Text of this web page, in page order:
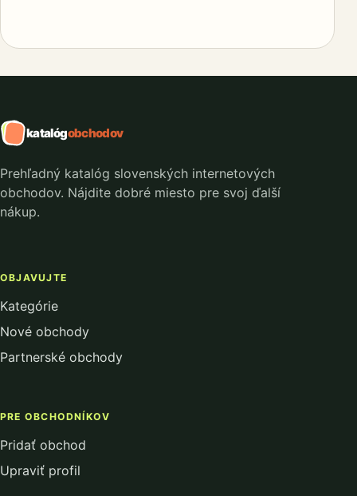
katalógobchodov
Prehľadný katalóg slovenských internetových
obchodov. Nájdite dobré miesto pre svoj ďalší
nákup.
OBJAVUJTE
Kategórie
Nové obchody
Partnerské obchody
PRE OBCHODNÍKOV
Pridať obchod
Upraviť profil